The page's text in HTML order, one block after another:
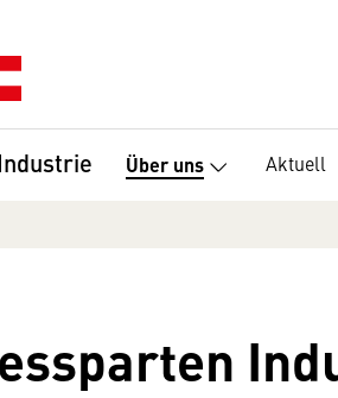
Über uns Aktuell